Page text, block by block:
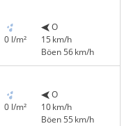
0 l/m²
O
15 km/h
Böen 56 km/h
0 l/m²
O
10 km/h
Böen 55 km/h